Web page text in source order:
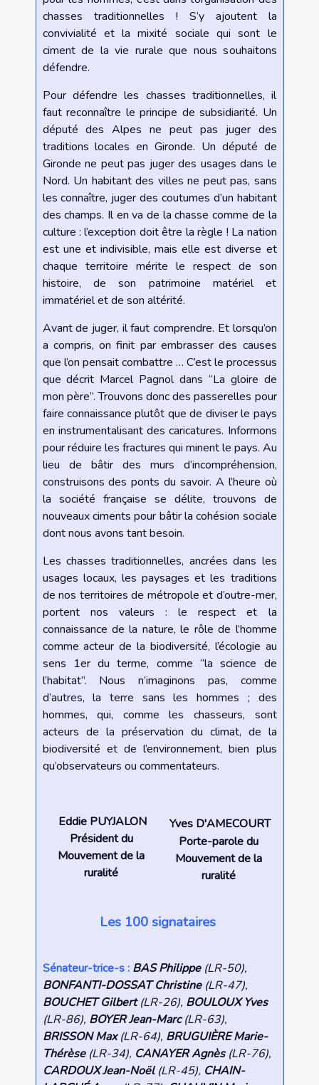
chasses traditionnelles ! S’y ajoutent la
convivialité et la mixité sociale qui sont le
ciment de la vie rurale que nous souhaitons
défendre.
Pour défendre les chasses traditionnelles, il
faut reconnaître le principe de subsidiarité. Un
député des Alpes ne peut pas juger des
traditions locales en Gironde. Un député de
Gironde ne peut pas juger des usages dans le
Nord. Un habitant des villes ne peut pas, sans
les connaître, juger des coutumes d’un habitant
des champs. Il en va de la chasse comme de la
culture : l’exception doit être la règle ! La nation
est une et indivisible, mais elle est diverse et
chaque territoire mérite le respect de son
histoire, de son patrimoine matériel et
immatériel et de son altérité.
Avant de juger, il faut comprendre. Et lorsqu’on
a compris, on finit par embrasser des causes
que l’on pensait combattre … C’est le processus
que décrit Marcel Pagnol dans “La gloire de
mon père”. Trouvons donc des passerelles pour
faire connaissance plutôt que de diviser le pays
en instrumentalisant des caricatures. Informons
pour réduire les fractures qui minent le pays. Au
lieu de bâtir des murs d’incompréhension,
construisons des ponts du savoir. A l’heure où
la société française se délite, trouvons de
nouveaux ciments pour bâtir la cohésion sociale
dont nous avons tant besoin.
Les chasses traditionnelles, ancrées dans les
usages locaux, les paysages et les traditions
de nos territoires de métropole et d’outre-mer,
portent nos valeurs : le respect et la
connaissance de la nature, le rôle de l’homme
comme acteur de la biodiversité, l’écologie au
sens 1er du terme, comme “la science de
l’habitat”. Nous n’imaginons pas, comme
d’autres, la terre sans les hommes ; des
hommes, qui, comme les chasseurs, sont
acteurs de la préservation du climat, de la
biodiversité et de l’environnement, bien plus
qu’observateurs ou commentateurs.
Eddie PUYJALON
Président du
Mouvement de la
ruralité
Yves D'AMECOURT
Porte-parole du
Mouvement de la
ruralité
Les 100 signataires
Sénateur-trice-s : BAS Philippe(LR-50),
BONFANTI-DOSSAT Christine(LR-47),
BOUCHET Gilbert(LR-26), BOULOUX Yves
(LR-86), BOYER Jean-Marc(LR-63),
BRISSON Max(LR-64), BRUGUIÈRE Marie-
Thérèse(LR-34), CANAYER Agnès(LR-76),
CARDOUX Jean-Noël(LR-45), CHAIN-